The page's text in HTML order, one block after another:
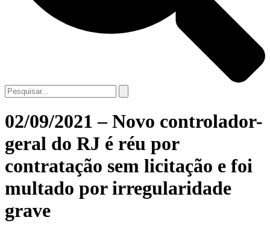
02/09/2021 – Novo controlador-
geral do RJ é réu por
contratação sem licitação e foi
multado por irregularidade
grave